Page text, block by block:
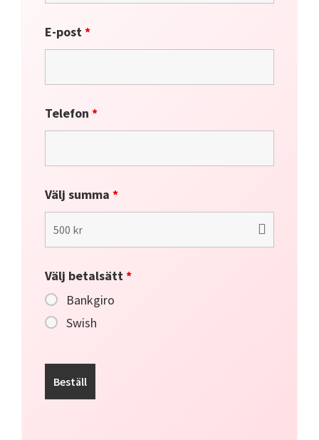
E-post*
Telefon*
Välj summa*
Välj betalsätt*
Bankgiro
Swish